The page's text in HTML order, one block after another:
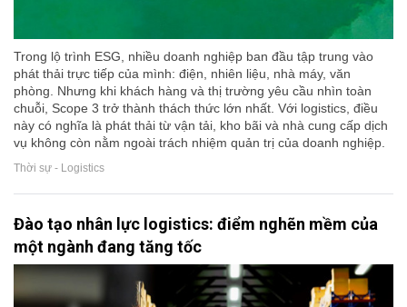
Trong lộ trình ESG, nhiều doanh nghiệp ban đầu tập trung vào
phát thải trực tiếp của mình: điện, nhiên liệu, nhà máy, văn
phòng. Nhưng khi khách hàng và thị trường yêu cầu nhìn toàn
chuỗi, Scope 3 trở thành thách thức lớn nhất. Với logistics, điều
này có nghĩa là phát thải từ vận tải, kho bãi và nhà cung cấp dịch
vụ không còn nằm ngoài trách nhiệm quản trị của doanh nghiệp.
Thời sự - Logistics
Đào tạo nhân lực logistics: điểm nghẽn mềm của
một ngành đang tăng tốc